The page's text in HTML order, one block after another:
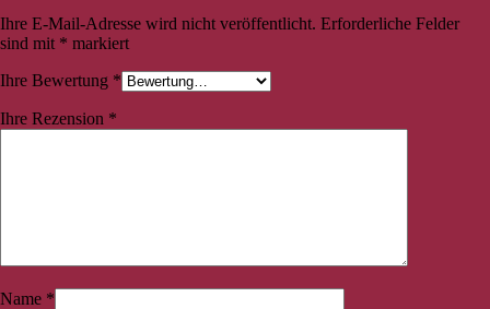
Ihre E-Mail-Adresse wird nicht veröffentlicht. Erforderliche Felder
sind mit * markiert
Ihre Bewertung *
Ihre Rezension *
Name *